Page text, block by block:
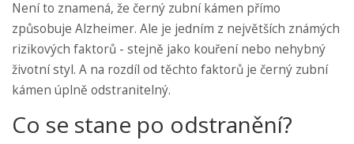
Není to znamená, že černý zubní kámen přímo
způsobuje Alzheimer. Ale je jedním z největších známých
rizikových faktorů - stejně jako kouření nebo nehybný
životní styl. A na rozdíl od těchto faktorů je černý zubní
kámen úplně odstranitelný.
Co se stane po odstranění?